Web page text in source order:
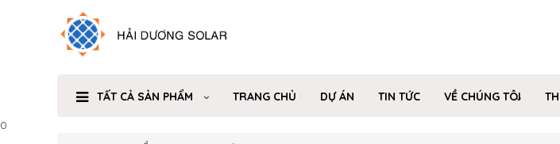
TẤT CẢ SẢN PHẨM TRANG CHỦ DỰ ÁN TIN TỨC VỀ CHÚNG TÔI
0